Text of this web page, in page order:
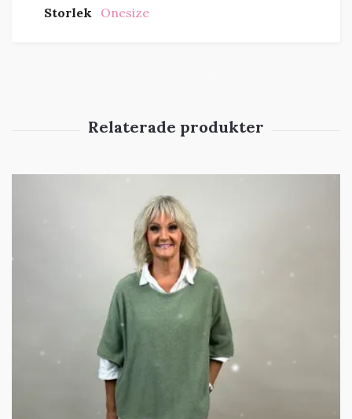
Storlek
Onesize